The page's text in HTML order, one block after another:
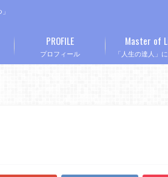
プロフィール
PROFILE
「人生の達人」
Master of